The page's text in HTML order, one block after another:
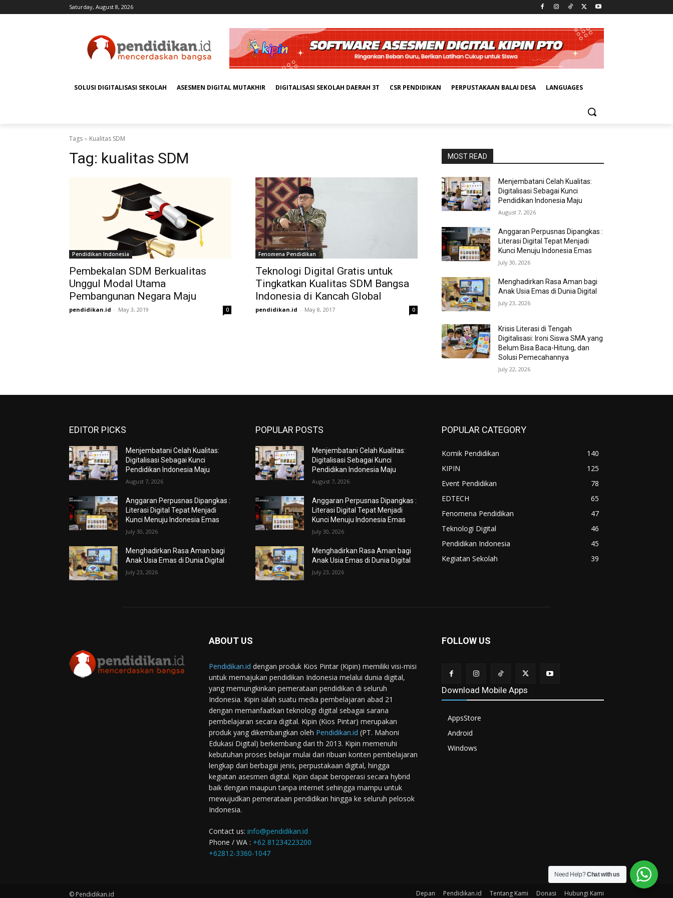
Saturday, August 8, 2026
SOLUSI DIGITALISASI SEKOLAH ASESMEN DIGITAL MUTAKHIR DIGITALISASI SEKOLAH DAERAH 3T CSR PENDIDIKAN PERPUSTAKAAN BALAI DESA LANGUAGES
Tags Kualitas SDM
Tag: kualitas SDM
Pendidikan Indonesia
Pembekalan SDM Berkualitas
Unggul Modal Utama
Pembangunan Negara Maju
pendidikan.id - May 3, 2019 0
Fenomena Pendidikan
Teknologi Digital Gratis untuk
Tingkatkan Kualitas SDM Bangsa
Indonesia di Kancah Global
pendidikan.id - May 8, 2017 0
MOST READ
Menjembatani Celah Kualitas:
Digitalisasi Sebagai Kunci
Pendidikan Indonesia Maju
August 7, 2026
Anggaran Perpusnas Dipangkas :
Literasi Digital Tepat Menjadi
Kunci Menuju Indonesia Emas
July 30, 2026
Menghadirkan Rasa Aman bagi
Anak Usia Emas di Dunia Digital
July 23, 2026
Krisis Literasi di Tengah
Digitalisasi: Ironi Siswa SMA yang
Belum Bisa Baca-Hitung, dan
Solusi Pemecahannya
July 22, 2026
EDITOR PICKS
Menjembatani Celah Kualitas:
Digitalisasi Sebagai Kunci
Pendidikan Indonesia Maju
August 7, 2026
Anggaran Perpusnas Dipangkas :
Literasi Digital Tepat Menjadi
Kunci Menuju Indonesia Emas
July 30, 2026
Menghadirkan Rasa Aman bagi
Anak Usia Emas di Dunia Digital
July 23, 2026
POPULAR POSTS
Menjembatani Celah Kualitas:
Digitalisasi Sebagai Kunci
Pendidikan Indonesia Maju
August 7, 2026
Anggaran Perpusnas Dipangkas :
Literasi Digital Tepat Menjadi
Kunci Menuju Indonesia Emas
July 30, 2026
Menghadirkan Rasa Aman bagi
Anak Usia Emas di Dunia Digital
July 23, 2026
POPULAR CATEGORY
Komik Pendidikan
140
KIPIN
125
Event Pendidikan
78
EDTECH
65
Fenomena Pendidikan
47
Teknologi Digital
46
Pendidikan Indonesia
45
Kegiatan Sekolah
39
ABOUT US
Pendidikan.id dengan produk Kios Pintar (Kipin) memiliki visi-misi
untuk memajukan pendidikan Indonesia melalui dunia digital,
yang memungkinkan pemerataan pendidikan di seluruh
Indonesia. Kipin ialah suatu media pembelajaran abad 21
dengan memanfaatkan teknologi digital sebagai sarana
pembelajaran secara digital. Kipin (Kios Pintar) merupakan
produk yang dikembangkan oleh Pendidikan.id (PT. Mahoni
Edukasi Digital) berkembang dari th 2013. Kipin memenuhi
kebutuhan proses belajar mulai dari ribuan konten pembelajaran
lengkap dari berbagai jenis, perpustakaan digital, hingga
kegiatan asesmen digital. Kipin dapat beroperasi secara hybrid
baik dengan maupun tanpa internet sehingga mampu untuk
mewujudkan pemerataan pendidikan hingga ke seluruh pelosok
Indonesia.
Contact us: info@pendidikan.id
Phone / WA : +62 81234223200
+62812-3360-1047
FOLLOW US
Download Mobile Apps
AppsStore
Android
Windows
© Pendidikan.id Depan Pendidikan.id Tentang Kami Donasi Hubungi Kami
Need Help?Chat with us